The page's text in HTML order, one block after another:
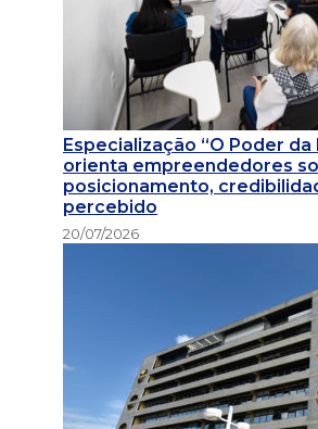
Especialização “O Poder da
orienta empreendedores
posicionamento,
percebido
20/07/2026